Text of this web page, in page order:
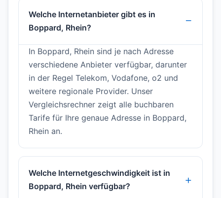
Welche Internetanbieter gibt es in
Boppard, Rhein?
In Boppard, Rhein sind je nach Adresse
verschiedene Anbieter verfügbar, darunter
in der Regel Telekom, Vodafone, o2 und
weitere regionale Provider. Unser
Vergleichsrechner zeigt alle buchbaren
Tarife für Ihre genaue Adresse in Boppard,
Rhein an.
Welche Internetgeschwindigkeit ist in
Boppard, Rhein verfügbar?